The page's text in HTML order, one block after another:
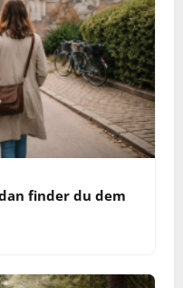
finder du dem